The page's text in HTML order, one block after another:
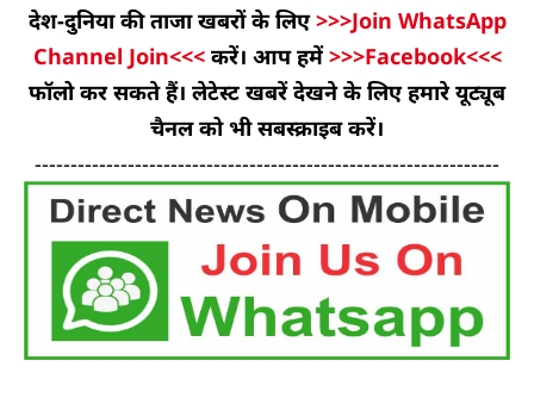
देश-दुनिया की ताजा खबरों के लिए>>>Join WhatsApp
Channel Join<<< करें। आप हमें>>>Facebook<<<
फॉलो कर सकते हैं। लेटेस्ट खबरें देखने के लिए हमारे यूट्यूब
चैनल को भी सबस्क्राइब करें।
-----------------------------------------------------------------